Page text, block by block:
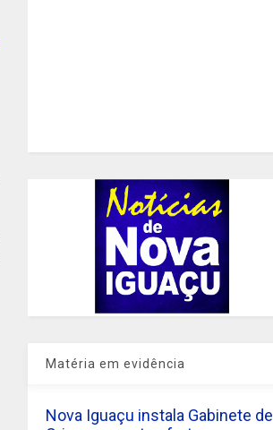
Matéria em evidência
Nova Iguaçu instala Gabinete de